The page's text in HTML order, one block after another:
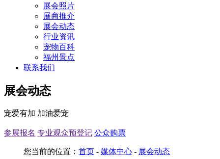
展会照片
展商推介
展会动态
行业资讯
宠物百科
福州景点
联系我们
展会动态
宠爱有加 加油爱宠
参展报名 专业观众预登记 公众购票
您当前的位置： 首页 - 媒体中心 - 展会动态